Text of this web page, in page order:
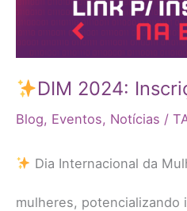
DIM 2024:
Blog, Eventos, Notícias /
Dia Internacional da
mulheres, potencializando